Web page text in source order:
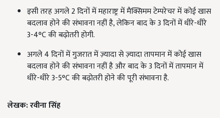
इसी तरह अगले 2 दिनों में महाराष्ट्र में मैक्सिमम टेम्परेचर में कोई खास
बदलाव होने की संभावना नहीं है, लेकिन बाद के 3 दिनों में धीरे-धीरे
3-4°C की बढ़ोतरी होगी.
अगले 4 दिनों में गुजरात में ज़्यादा से ज़्यादा तापमान में कोई खास
बदलाव होने की संभावना नहीं है और बाद के 3 दिनों में तापमान में
धीरे-धीरे 3-5°C की बढ़ोतरी होने की पूरी संभावना है.
लेखक: रवीना सिंह